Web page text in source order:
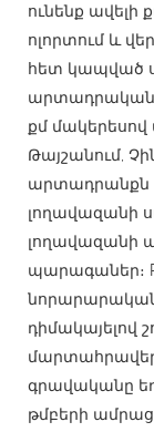
ունենք
ոլորտում և
հետ կապված
արտադրական
քմ մակերեսով
Թայշանում,
արտադրանքն
լողավազանի
լողավազանի
պարագաներ։
դիմակայելով
գրավականը
թմբերի